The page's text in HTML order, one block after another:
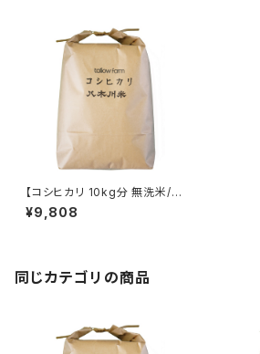
【コシヒカリ 10kg分 無洗米/約
8.5kg】蛇紋岩 特別栽培米 八
木川米 2025年産 令和７年産
農薬) 天日干し に近い乾燥 有
機JAS 以上の拘り 低温保存 １
¥9,808
同じカテゴリの商品